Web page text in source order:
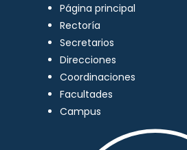
Página principal
Rectoría
Secretarios
Direcciones
Coordinaciones
Facultades
Campus